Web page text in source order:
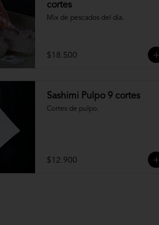
cortes
Mix de pescados del día.
$18.500
Sashimi Pulpo 9 cortes
Cortes de pulpo.
$12.900